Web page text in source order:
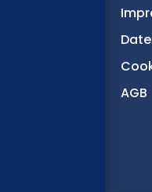
AGB